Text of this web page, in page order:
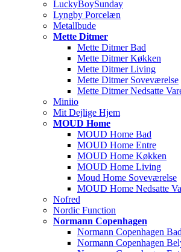
LuckyBoySunday
Lyngby Porcelæn
Metallbude
Mette Ditmer
Mette Ditmer Bad
Mette Ditmer Køkken
Mette Ditmer Living
Mette Ditmer Soveværelse
Mette Ditmer Nedsatte
Miniio
Mit Dejlige Hjem
MOUD Home
MOUD Home Bad
MOUD Home Entre
MOUD Home Køkken
MOUD Home Living
Moud Home Soveværelse
MOUD Home Nedsatte
Nofred
Nordic Function
Normann Copenhagen
Normann Copenhagen Bad
Normann Copenhagen